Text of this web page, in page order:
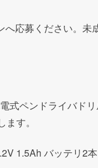
応募ください。
式ペンドライバド
す。
1.5Ah バッテリ2本